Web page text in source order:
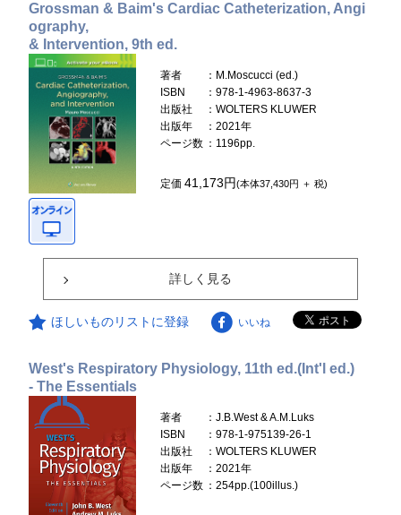
Grossman & Baim's Cardiac Catheterization, Angi
ography,
& Intervention, 9th ed.
著者
：M.Moscucci (ed.)
ISBN
：978-1-4963-8637-3
出版社
：WOLTERS KLUWER
出版年
：2021年
ページ数 ：1196pp.
定価41,173円(本体37,430円 ＋ 税)
詳しく見る
ほしいものリストに登録 いいね
West's Respiratory Physiology, 11th ed.(Int'l ed.)
- The Essentials
著者
：J.B.West & A.M.Luks
ISBN
：978-1-975139-26-1
出版社
：WOLTERS KLUWER
出版年
：2021年
ページ数 ：254pp.(100illus.)